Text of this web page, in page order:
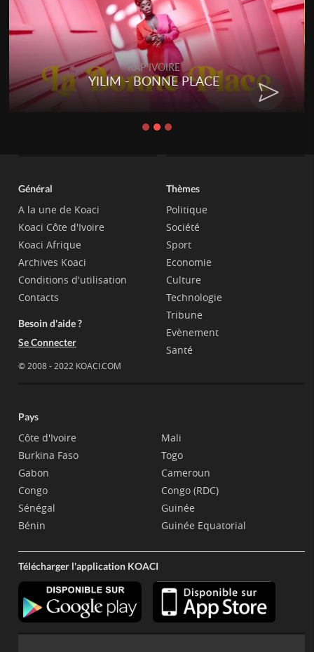
RAP IVOIRE
YILIM - BONNE PLACE
Général
A la une de Koaci
Koaci Côte d'Ivoire
Koaci Afrique
Archives Koaci
Conditions d'utilisation
Contacts
Besoin d'aide ?
Se Connecter
© 2008 - 2022 KOACI.COM
Thèmes
Politique
Société
Sport
Economie
Culture
Technologie
Tribune
Evènement
Santé
Pays
Côte d'Ivoire
Burkina Faso
Gabon
Congo
Sénégal
Bénin
Mali
Togo
Cameroun
Congo (RDC)
Guinée
Guinée Equatorial
Télécharger l'application KOACI